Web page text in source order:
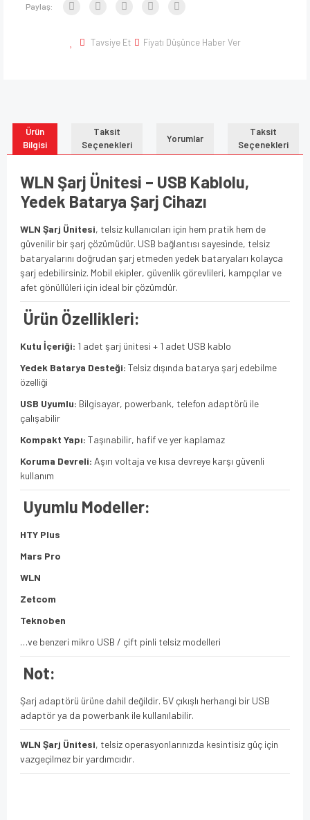
Paylaş:
Tavsiye Et Fiyatı Düşünce Haber Ver
Ürün
Bilgisi
Taksit
Seçenekleri
Yorumlar
Taksit
Seçenekleri
WLN Şarj Ünitesi – USB Kablolu,
Yedek Batarya Şarj Cihazı
WLN Şarj Ünitesi, telsiz kullanıcıları için hem pratik hem de
güvenilir bir şarj çözümüdür. USB bağlantısı sayesinde, telsiz
bataryalarını doğrudan şarj etmeden yedek bataryaları kolayca
şarj edebilirsiniz. Mobil ekipler, güvenlik görevlileri, kampçılar ve
afet gönüllüleri için ideal bir çözümdür.
Ürün Özellikleri:
Kutu İçeriği: 1 adet şarj ünitesi + 1 adet USB kablo
Yedek Batarya Desteği: Telsiz dışında batarya şarj edebilme
özelliği
USB Uyumlu: Bilgisayar, powerbank, telefon adaptörü ile
çalışabilir
Kompakt Yapı: Taşınabilir, hafif ve yer kaplamaz
Koruma Devreli: Aşırı voltaja ve kısa devreye karşı güvenli
kullanım
Uyumlu Modeller:
HTY Plus
Mars Pro
WLN
Zetcom
Teknoben
…ve benzeri mikro USB / çift pinli telsiz modelleri
Not:
Şarj adaptörü ürüne dahil değildir. 5V çıkışlı herhangi bir USB
adaptör ya da powerbank ile kullanılabilir.
WLN Şarj Ünitesi, telsiz operasyonlarınızda kesintisiz güç için
vazgeçilmez bir yardımcıdır.